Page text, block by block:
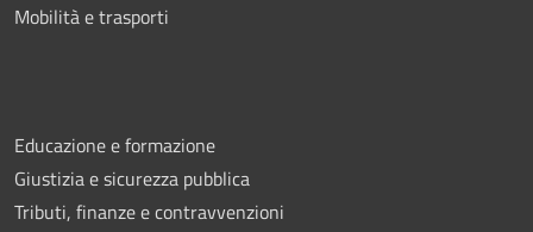
Mobilità e trasporti
Educazione e formazione
Giustizia e sicurezza pubblica
Tributi, finanze e contravvenzioni